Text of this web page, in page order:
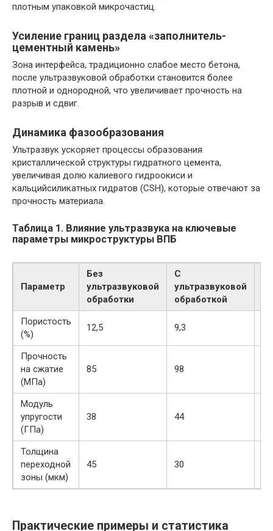
плотным упаковкой микрочастиц.
Усиление границ раздела «заполнитель-
цементный камень»
Зона интерфейса, традиционно слабое место бетона,
после ультразвуковой обработки становится более
плотной и однородной, что увеличивает прочность на
разрыв и сдвиг.
Динамика фазообразования
Ультразвук ускоряет процессы образования
кристаллической структуры гидратного цемента,
увеличивая долю калиевого гидроокиси и
кальцийсиликатных гидратов (CSH), которые отвечают за
прочность материала.
Таблица 1. Влияние ультразвука на ключевые
параметры микроструктуры ВПБ
Параметр
Без
ультразвуковой
обработки
С
ультразвуковой
обработкой
Пористость
(%)
12,5 9,3
Прочность
на сжатие
(МПа)
85 98
Модуль
упругости
(ГПа)
38 44
Толщина
переходной
зоны (мкм)
45 30
Практические примеры и статистика